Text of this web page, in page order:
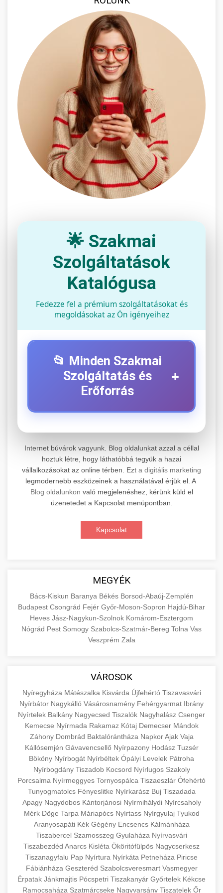
🌟 Szakmai
Szolgáltatások
Katalógusa
Fedezze fel a prémium szolgáltatásokat és
megoldásokat az Ön igényeihez
📂 Minden Szakmai
Szolgáltatás és
Erőforrás
+
+
Professzionális elektromos roller javítási és
karbantartási szolgáltatások. Szakértő
technikusaink minőségi szervízt nyújtanak
minden jelentős márkához és modellhez.
Szervizközpont Látogatása
📊 2. Online Marketing
Ügynökség
+
beleértve a SEO-t, közösségi média kezelést és
digitális hirdetéseket. Növekedés elérése
aimarketingugynokseg.hu
digitális ügynökségi szolgáltatások
🛴 3. Legjobb Elektromos Roller
legjobb modelleket, funkciókat és árakat
megalapozott vásárlási döntéshez.
Legjobb Modellek Megtekintése
🔗 4. Prémium Linképítés
Magas minőségű backlink beszerzési
szolgáltatások webhelye autoritásának és
keresőmotoros rangsorolásának növeléséhez.
Csak fehér kalapú technikák.
minőségi backlink szolgáltatás
📦 5. Termékek és
Szolgáltatások
+
közgazdaságtanban és az üzleti életben.
Ismerje meg a terméktípusokat és szolgáltatási
kategóriákat.
en.wikipedia.org gazdasági koncepciók
Információk az EU finanszírozási
lehetőségeiről, pályázatokról és pénzügyi
támogatási programokról. Maradjon tájékozott
a vállalkozások és projektek számára elérhető
forrásokról.
kozter.com - EU-s pénzek
EU pályázati programok
🚀 7. SEO Ügynökség +
Szakértő keresőmotor-optimalizálási
szolgáltatások webhelye láthatóságának és
organikus forgalmának javításához. Technikai
SEO, tartalom optimalizálás és még sok más.
onlinemarketing101.biz
keresési optimalizálási szakértők
💎 8. Mellplasztika +
Professzionális mellnagyobbítási szolgáltatások
tapasztalt sebészekkel. Tudjon meg többet az
eljárásokról, a gyógyulásról és a konzultációs
lehetőségekről az esztétikai fejlesztéshez.
szeptest.com kozmetikai mellsebészet
✨ 9. Hasplasztika +
Szakértő hasplasztikai eljárások laposabb,
feszesebb has eléréséhez. Konzultáció
minősített plasztikai sebészekkel és átfogó
utókezeléssel.
szeptest.com has kontúrozó műtét
👁️ 10. Szemhéjplasztika +
Professzionális blefaroplasztikai eljárások
megjelenése frissítéséhez. Felső és alsó
szemhéjműtét tapasztalt kozmetikai
sebészekkel.
📈 11. Paciensek Számának
150%-os Növelése
+
Internet búvárok vagyunk. Blog oldalunkat azzal a céllal
hoztuk létre, hogy láthatóbbá tegyük a hazai
vállalkozásokat az online térben. Ezt a digitális marketing
legmodernebb eszközeinek a használatával érjük el. A
Blog oldalunkon való megjelenéshez, kérünk küld el
üzenetedet a Kapcsolat menüpontban.
Kapcsolat
MEGYÉK
Bács-Kiskun Baranya Békés Borsod-Abaúj-Zemplén
Budapest Csongrád Fejér Győr-Moson-Sopron Hajdú-Bihar
Heves Jász-Nagykun-Szolnok Komárom-Esztergom
Nógrád Pest Somogy Szabolcs-Szatmár-Bereg Tolna Vas
Veszprém Zala
VÁROSOK
Nyíregyháza Mátészalka Kisvárda Újfehértó Tiszavasvári
Nyírbátor Nagykálló Vásárosnamény Fehérgyarmat Ibrány
Nyírtelek Balkány Nagyecsed Tiszalök Nagyhalász Csenger
Kemecse Nyírmada Rakamaz Kótaj Demecser Mándok
Záhony Dombrád Baktalórántháza NapkorAjak Vaja
Kállósemjén Gávavencsellő Nyírpazony Hodász Tuzsér
Bököny Nyírbogát Nyírbéltek Ópályi Levelek Pátroha
Nyírbogdány Tiszadob Kocsord Nyírlugos Szakoly
Porcsalma Nyírmeggyes Tornyospálca Tiszaeszlár Ófehértó
Tunyogmatolcs Fényeslitke Nyírkarász Buj Tiszadada
Apagy Nagydobos Kántorjánosi Nyírmihálydi Nyírcsaholy
Mérk Döge Tarpa Máriapócs Nyírtass Nyírgyulaj Tyukod
Aranyosapáti Kék Gégény Encsencs Kálmánháza
Tiszabercel Szamosszeg Gyulaháza Nyírvasvári
Tiszabezdéd Anarcs Kisléta Ököritófülpös Nagycserkesz
Tiszanagyfalu Pap Nyírtura Nyírkáta Petneháza Piricse
Fábiánháza Geszteréd Szabolcsveresmart Vasmegyer
Érpatak Jánkmajtis Pócspetri Tiszakanyár Győrtelek Kékcse
Ramocsaháza Szatmárcseke Nagyvarsány Tiszatelek Őr